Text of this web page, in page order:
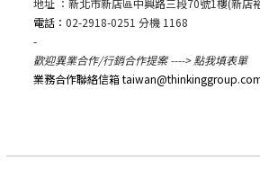
地址 ：新北市新店區中興路三段70號1樓(新店
電話： 02-2918-0251 分機 1168
-
歡迎異業合作/行銷合作提案 ---->點我填表單
業務合作聯絡信箱